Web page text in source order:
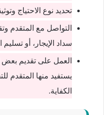
تحديد نوع الاحتياج
التواصل مع المتقدم
سداد الإيجار، أو
العمل على تقديم بعض
يستفيد منها المتقدم
الكفاية.